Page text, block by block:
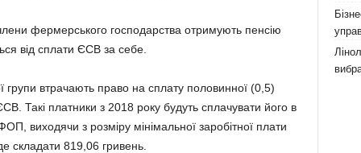
фермерського господарства отримують пенсію
від сплати ЄСВ за себе.
втрачають право на сплату половинної (0,5)
Такі платники з 2018 року будуть сплачувати його в
виходячи з розміру мінімальної заробітної плати
складати 819,06 гривень.